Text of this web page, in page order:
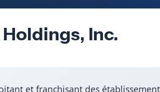
Holdings, Inc.
et franchisant des